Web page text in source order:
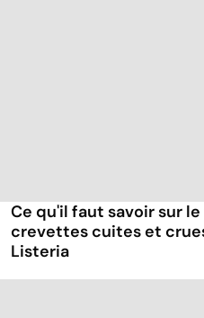
Ce qu'il faut savoir sur
crevettes cuites et
Listeria